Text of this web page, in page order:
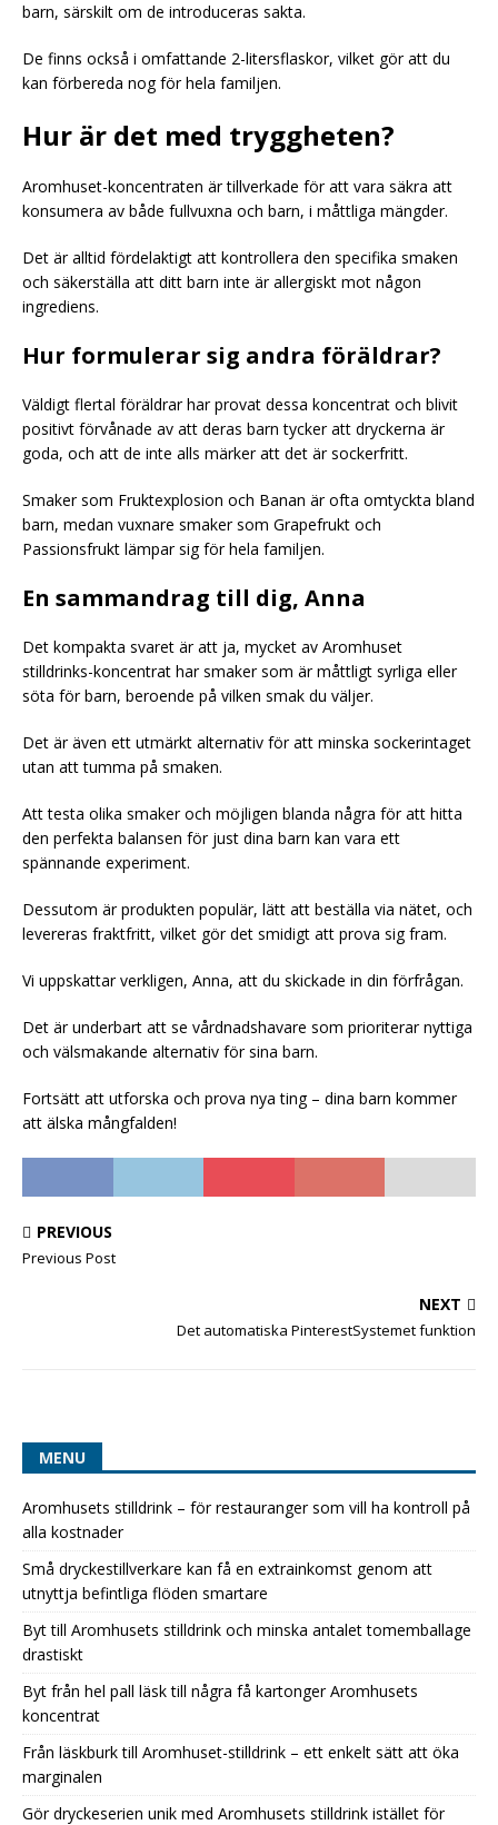
barn, särskilt om de introduceras sakta.
De finns också i omfattande 2-litersflaskor, vilket gör att du
kan förbereda nog för hela familjen.
Hur är det med tryggheten?
Aromhuset-koncentraten är tillverkade för att vara säkra att
konsumera av både fullvuxna och barn, i måttliga mängder.
Det är alltid fördelaktigt att kontrollera den specifika smaken
och säkerställa att ditt barn inte är allergiskt mot någon
ingrediens.
Hur formulerar sig andra föräldrar?
Väldigt flertal föräldrar har provat dessa koncentrat och blivit
positivt förvånade av att deras barn tycker att dryckerna är
goda, och att de inte alls märker att det är sockerfritt.
Smaker som Fruktexplosion och Banan är ofta omtyckta bland
barn, medan vuxnare smaker som Grapefrukt och
Passionsfrukt lämpar sig för hela familjen.
En sammandrag till dig, Anna
Det kompakta svaret är att ja, mycket av Aromhuset
stilldrinks-koncentrat har smaker som är måttligt syrliga eller
söta för barn, beroende på vilken smak du väljer.
Det är även ett utmärkt alternativ för att minska sockerintaget
utan att tumma på smaken.
Att testa olika smaker och möjligen blanda några för att hitta
den perfekta balansen för just dina barn kan vara ett
spännande experiment.
Dessutom är produkten populär, lätt att beställa via nätet, och
levereras fraktfritt, vilket gör det smidigt att prova sig fram.
Vi uppskattar verkligen, Anna, att du skickade in din förfrågan.
Det är underbart att se vårdnadshavare som prioriterar nyttiga
och välsmakande alternativ för sina barn.
Fortsätt att utforska och prova nya ting – dina barn kommer
att älska mångfalden!
PREVIOUS
Previous Post
NEXT
Det automatiska PinterestSystemet funktion
MENU
Aromhusets stilldrink – för restauranger som vill ha kontroll på
alla kostnader
Små dryckestillverkare kan få en extrainkomst genom att
utnyttja befintliga flöden smartare
Byt till Aromhusets stilldrink och minska antalet tomemballage
drastiskt
Byt från hel pall läsk till några få kartonger Aromhusets
koncentrat
Från läskburk till Aromhuset-stilldrink – ett enkelt sätt att öka
marginalen
Gör dryckeserien unik med Aromhusets stilldrink istället för